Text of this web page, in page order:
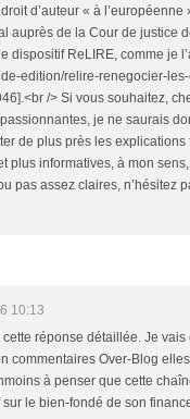
10:13
réponse détaillée. Je
commentaires Over-Blog
à penser que cette
le bien-fondé de son